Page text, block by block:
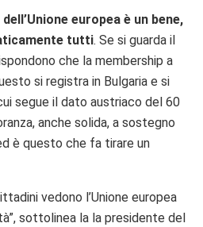
europea è un bene,
tutti. Se si guarda il
che la membership a
si registra in Bulgaria e si
segue il dato austriaco del 60
anche solida, a sostegno
è questo che fa tirare un
vedono l’Unione europea
sottolinea la la presidente del